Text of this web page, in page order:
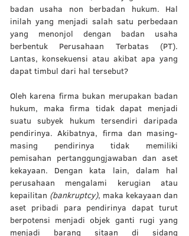
badan usaha non berbadan hukum. Hal
inilah yang menjadi salah satu perbedaan
yang menonjol dengan badan usaha
berbentuk Perusahaan Terbatas (PT).
Lantas, konsekuensi atau akibat apa yang
dapat timbul dari hal tersebut?
Oleh karena firma bukan merupakan badan
hukum, maka firma tidak dapat menjadi
suatu subyek hukum tersendiri daripada
pendirinya. Akibatnya, firma dan masing-
masing pendirinya tidak memiliki
pemisahan pertanggungjawaban dan aset
kekayaan. Dengan kata lain, dalam hal
perusahaan mengalami kerugian atau
kepailitan (bankruptcy), maka kekayaan dan
aset pribadi para pendirinya dapat turut
berpotensi menjadi objek ganti rugi yang
menjadi barang sitaan di sidang